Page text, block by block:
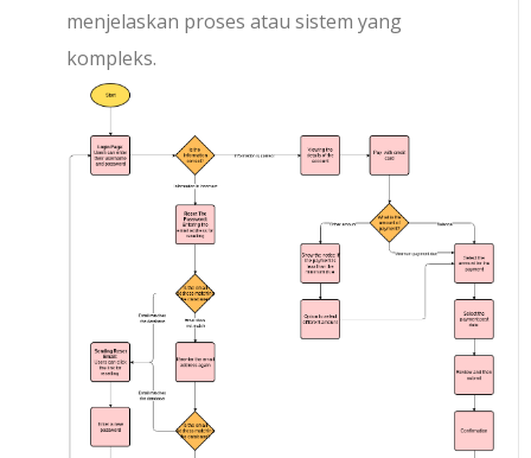
menjelaskan proses atau sistem yang
kompleks.